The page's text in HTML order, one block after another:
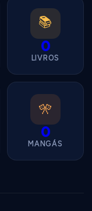
📚
0
LIVROS
🎌
0
MANGÁS